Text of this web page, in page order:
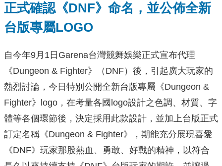
正式確認《DNF》命名，並公佈全新
台版專屬LOGO
自今年9月1日Garena台灣競舞娛樂正式宣布代理
《Dungeon & Fighter》（DNF）後，引起廣大玩家的
熱烈討論，今日特別公開全新台版專屬《Dungeon &
Fighter》logo，在考量各國logo設計之色調、材質、字
體等各個環節後，決定採用此款設計，並加上台版正式
訂定名稱《Dungeon & Fighter》，期能充分展現喜愛
《DNF》玩家那股熱血、勇敢、好戰的精神，以符合